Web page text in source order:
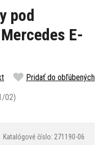
pod
E-
Pridať do obľúbených
02)
Katalógové číslo: 271190-06